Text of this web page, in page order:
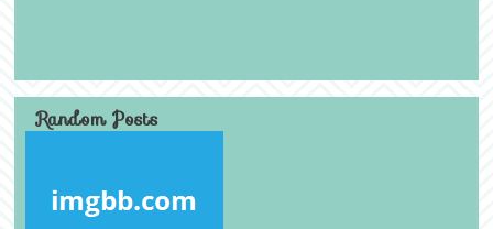
Random Posts